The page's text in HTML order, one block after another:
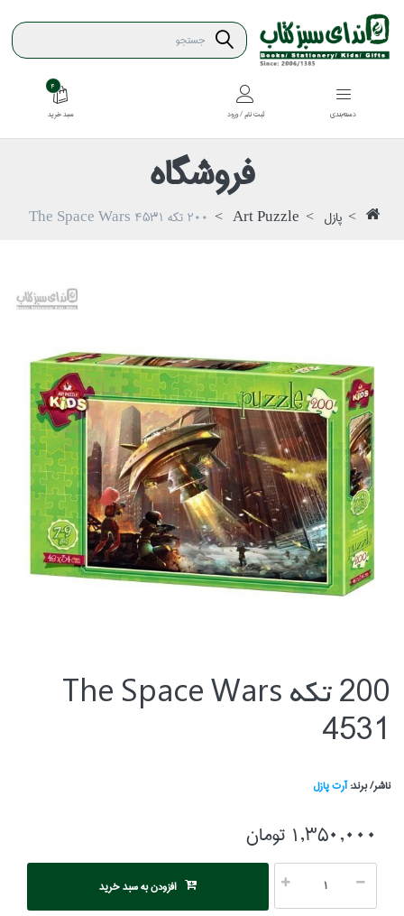
دسته‌بندي ثبت نام / ورود
4
سبد خريد
فروشگاه
پازل Art Puzzle 200 تكه The Space Wars 4531
200 تكه The Space Wars
4531
ناشر/ برند:آرت پازل
1,350,000 تومان
افزودن به سبد خرید